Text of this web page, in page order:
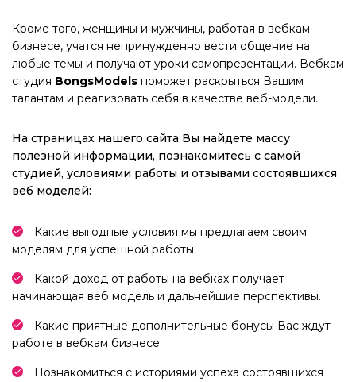
Кроме того, женщины и мужчины, работая в вебкам
бизнесе, учатся непринужденно вести общение на
любые темы и получают уроки самопрезентации. Вебкам
студия BongsModels поможет раскрыться Вашим
талантам и реализовать себя в качестве веб-модели.
На страницах нашего сайта Вы найдете массу
полезной информации, познакомитесь с самой
студией, условиями работы и отзывами состоявшихся
веб моделей:
Какие выгодные условия мы предлагаем своим
моделям для успешной работы.
Какой доход от работы на вебках получает
начинающая веб модель и дальнейшие перспективы.
Какие приятные дополнительные бонусы Вас ждут
работе в вебкам бизнесе.
Познакомиться с историями успеха состоявшихся